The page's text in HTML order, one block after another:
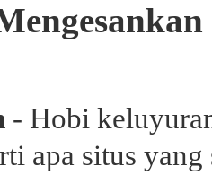
- Hobi
apa situs